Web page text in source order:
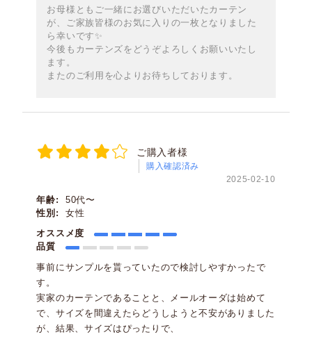
お母様ともご一緒にお選びいただいたカーテン
が、ご家族皆様のお気に入りの一枚となりました
ら幸いです✨️
今後もカーテンズをどうぞよろしくお願いいたし
ます。
またのご利用を心よりお待ちしております。
ご購入者様
購入確認済み
2025-02-10
年齢:
50代〜
性別:
女性
オススメ度
品質
事前にサンプルを貰っていたので検討しやすかったで
す。
実家のカーテンであることと、メールオーダは始めて
で、サイズを間違えたらどうしようと不安がありました
が、結果、サイズはぴったりで、